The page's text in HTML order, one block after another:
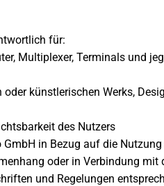
für:
Multiplexer, Terminals und
künstlerischen Werks,
des Nutzers
in Bezug auf die
oder in Verbindung
und Regelungen